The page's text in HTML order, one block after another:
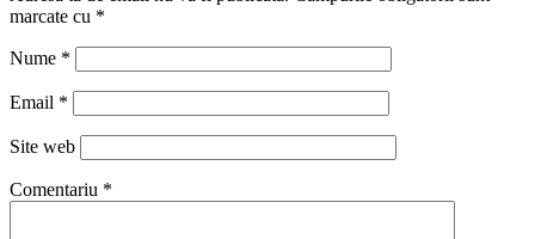
marcate cu *
Nume *
Email *
Site web
Comentariu *